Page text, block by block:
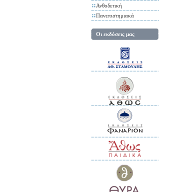
Ανθοδετική
Πανεπιστημιακά
Οι εκδόσεις μας